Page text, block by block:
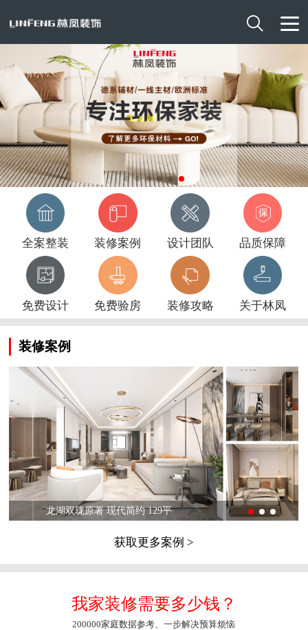

全案整装 装修案例 设计团队 品质保障
免费设计 免费验房 装修攻略 关于林凤
装修案例
龙湖双珑原著 现代简约 129平
获取更多案例 >
我家装修需要多少钱？
200000家庭数据参考、一步解决预算烦恼